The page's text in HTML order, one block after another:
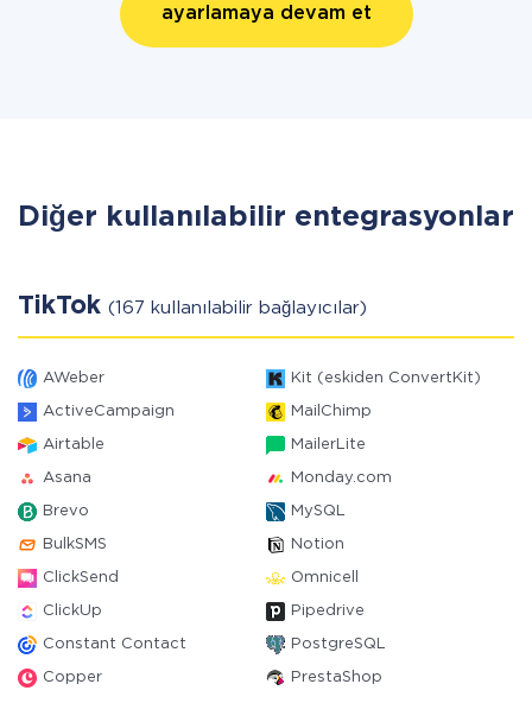
ayarlamaya devam et
Diğer kullanılabilir entegrasyonlar
TikTok (167 kullanılabilir bağlayıcılar)
AWeber Kit (eskiden ConvertKit)
ActiveCampaign MailChimp
Airtable MailerLite
Asana Monday.com
Brevo MySQL
BulkSMS Notion
ClickSend Omnicell
ClickUp Pipedrive
Constant Contact PostgreSQL
Copper PrestaShop